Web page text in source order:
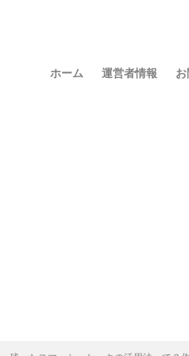
ホーム 運営者情報